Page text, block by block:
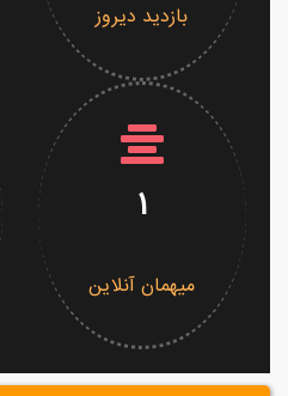
بازدید دیروز
میهمان آنلاین